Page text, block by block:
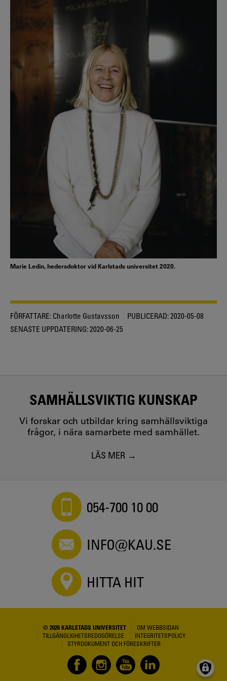
Marie Ledin, hedersdoktor vid Karlstads universitet 2020.
FÖRFATTARE: Charlotte Gustavsson PUBLICERAD:2020-05-08
SENASTE UPPDATERING:2020-06-25
SAMHÄLLSVIKTIG KUNSKAP
Vi forskar och utbildar kring samhällsviktiga
frågor, i nära samarbete med samhället.
LÄS MER
054-700 10 00
INFO@KAU.SE
HITTA HIT
© 2026 KARLSTADS UNIVERSITET
OM WEBBSIDAN
TILLGÄNGLIGHETSREDOGÖRELSE
INTEGRITETSPOLICY
STYRDOKUMENT OCH FÖRESKRIFTER